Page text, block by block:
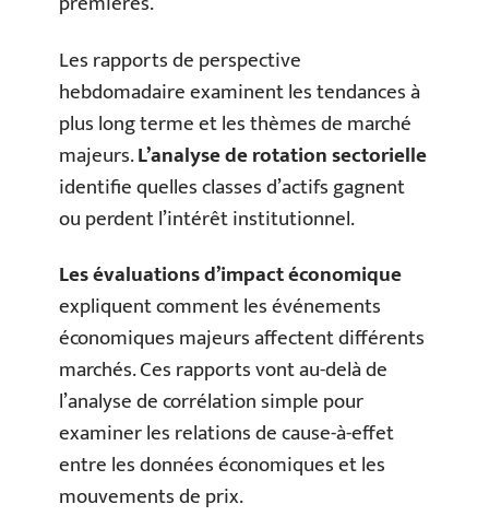
Les rapports de perspective
hebdomadaire examinent les tendances à
plus long terme et les thèmes de marché
majeurs.L’analyse de rotation sectorielle
identifie quelles classes d’actifs gagnent
ou perdent l’intérêt institutionnel.
Les évaluations d’impact économique
expliquent comment les événements
économiques majeurs affectent différents
marchés. Ces rapports vont au-delà de
l’analyse de corrélation simple pour
examiner les relations de cause-à-effet
entre les données économiques et les
mouvements de prix.